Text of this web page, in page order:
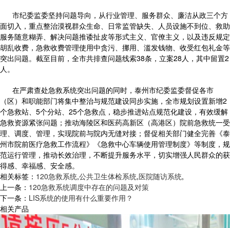
市纪委监委坚持问题导向，从行业管理、服务群众、廉洁从政三个方
面切入，重点整治漠视群众生命、日常监管缺失、人员设施不到位、救助
服务随意糊弄、解决问题推诿扯皮等形式主义、官僚主义，以及违反规定
胡乱收费，急救收费管理使用中贪污、挪用、滥发钱物、收受红包礼金等
突出问题。截至目前，全市共排查问题线索38条，立案28人，其中留置2
人。
在严肃查处急救系统突出问题的同时，泰州市纪委监委督促各市
（区）和职能部门将集中整治与规范建设同步实施，全市规划设置新增2
个急救站、5个分站、25个急救点，稳步推进站点规范化建设，有效缓解
急救资源紧张问题；推动海陵区和医药高新区（高港区）院前急救统一受
理、调度、管理，实现院前与院内无缝对接；督促相关部门健全完善《泰
州市院前医疗急救工作流程》《急救中心车辆使用管理制度》等制度，规
范运行管理，推动长效治理，不断提升服务水平，切实增强人民群众的获
得感、幸福感、安全感。
相关标签： 120急救系统,公共卫生体检系统,医院随访系统,
上一条： 120急救系统调度中存在的问题及对策
下一条： LIS系统的使用有什么重要作用？
相关产品